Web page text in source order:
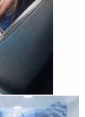
Nhập khẩu Và
VÀ ỦNG HỘ
PHÂN PHỐI CÁC